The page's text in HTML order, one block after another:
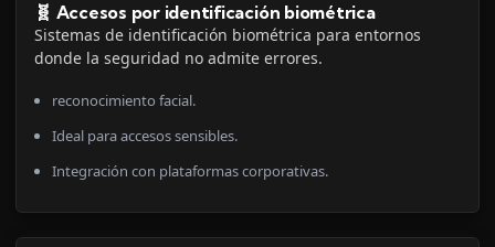
🧬 Accesos por identificación biométrica
Sistemas de identificación biométrica para entornos
donde la seguridad no admite errores.
reconocimiento facial.
Ideal para accesos sensibles.
Integración con plataformas corporativas.